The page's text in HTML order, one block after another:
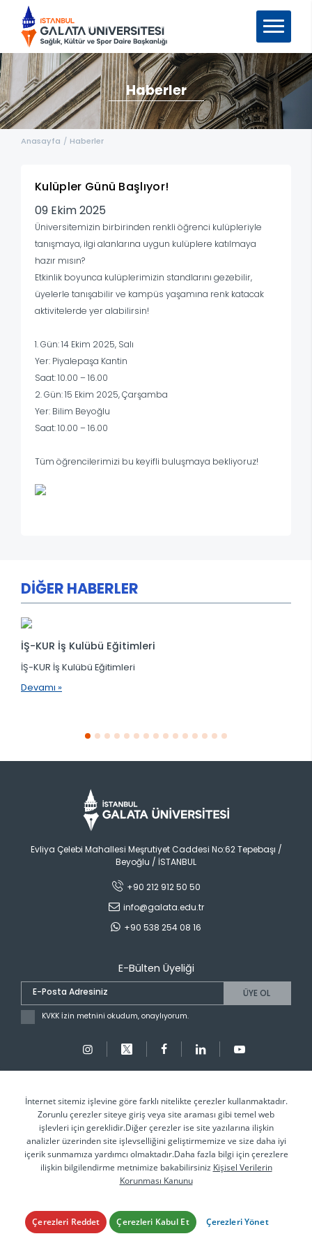
Haberler
Anasayfa / Haberler
Kulüpler Günü Başlıyor!
09 Ekim 2025
Üniversitemizin birbirinden renkli öğrenci kulüpleriyle
tanışmaya, ilgi alanlarına uygun kulüplere katılmaya
hazır mısın?
Etkinlik boyunca kulüplerimizin standlarını gezebilir,
üyelerle tanışabilir ve kampüs yaşamına renk katacak
aktivitelerde yer alabilirsin!
1. Gün: 14 Ekim 2025, Salı
Yer: Piyalepaşa Kantin
Saat: 10.00 – 16.00
2. Gün: 15 Ekim 2025, Çarşamba
Yer: Bilim Beyoğlu
Saat: 10.00 – 16.00
Tüm öğrencilerimizi bu keyifli buluşmaya bekliyoruz!
DİĞER HABERLER
İŞ-KUR İş Kulübü Eğitimleri
İŞ-KUR İş Kulübü Eğitimleri
Devamı »
Evliya Çelebi Mahallesi Meşrutiyet Caddesi No:62 Tepebaşı /
Beyoğlu / İSTANBUL
+90 212 912 50 50
info@galata.edu.tr
+90 538 254 08 16
E-Bülten Üyeliği
ÜYE OL
KVKK İzin metnini okudum, onaylıyorum.
Copyright © 2024 İSTANBUL GALATA ÜNİVERSİTESİ
İstanbul Galata Üniversitesi web sitesinde her türlü bilgiyi ve görseli
değiştirme, düzeltme ve yayınlama hakkını saklı tutar.
Kişisel Verileri Koruma Kanunu
Gizlilik ve Güvenlik Politikası
İnternet sitemiz işlevine göre farklı nitelikte çerezler kullanmaktadır.
Zorunlu çerezler siteye giriş veya site araması gibi temel web
işlevleri için gereklidir.Diğer çerezler ise site yazılarına ilişkin
analizler üzerinden site işlevselliğini geliştirmemize ve size daha iyi
içerik sunmamıza yardımcı olmaktadır.Daha fazla bilgi için çerezlere
ilişkin bilgilendirme metnimize bakabilirsiniz Kişisel Verilerin
Korunması Kanunu
Çerezleri Reddet Çerezleri Kabul Et Çerezleri Yönet